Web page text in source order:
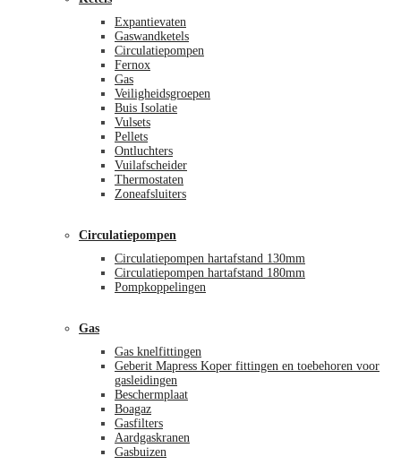
Expantievaten
Gaswandketels
Circulatiepompen
Fernox
Gas
Veiligheidsgroepen
Buis Isolatie
Vulsets
Pellets
Ontluchters
Vuilafscheider
Thermostaten
Zoneafsluiters
Circulatiepompen
Circulatiepompen hartafstand 130mm
Circulatiepompen hartafstand 180mm
Pompkoppelingen
Gas
Gas knelfittingen
Geberit Mapress Koper fittingen en toebehoren voor
gasleidingen
Beschermplaat
Boagaz
Gasfilters
Aardgaskranen
Gasbuizen